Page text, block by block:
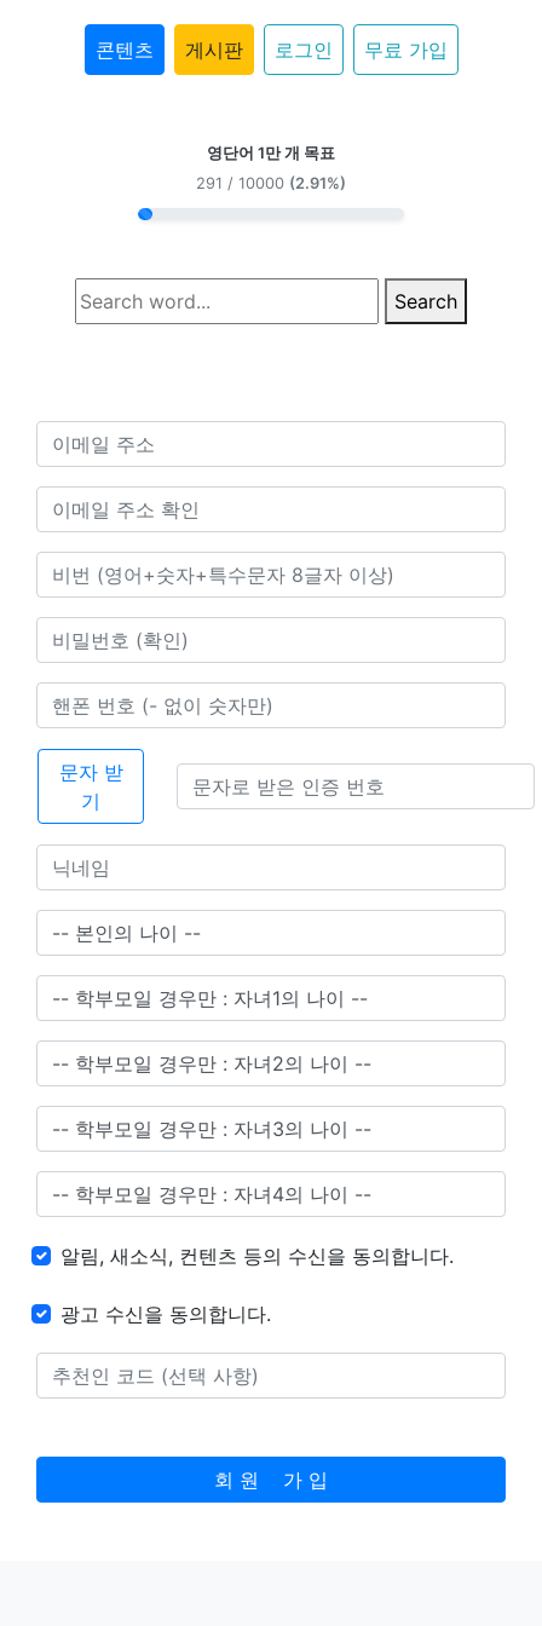
콘텐츠 게시판 로그인 무료 가입
영단어 1만 개 목표
291 / 10000 (2.91%)
Search
문자 받
기
알림, 새소식, 컨텐츠 등의 수신을 동의합니다.
광고 수신을 동의합니다.
회 원 가 입